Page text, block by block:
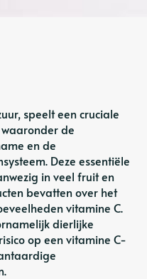
speelt een cruciale
de
en de
Deze essentiële
in veel fruit en
bevatten over het
vitamine C.
dierlijke
op een vitamine C-